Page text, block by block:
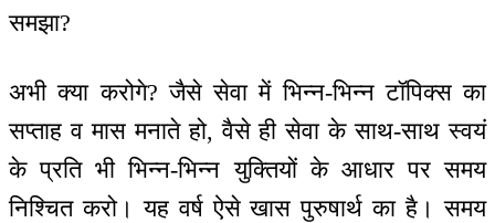
समझा?
अभी क्या करोगे? जैसे सेवा में भिन्न-भिन्न टॉपिक्स का
सप्ताह व मास मनाते हो, वैसे ही सेवा के साथ-साथ स्वयं
के प्रति भी भिन्न-भिन्न युक्तियों के आधार पर समय
निश्चित करो। यह वर्ष ऐसे खास पुरुषार्थ का है। समय